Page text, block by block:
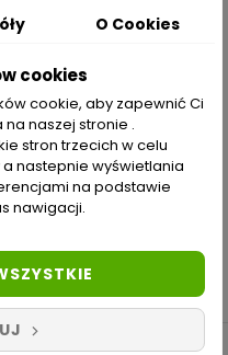
O Cookies
cookies
cookie, aby zapewnić Ci
naszej stronie .
stron trzecich w celu
a nastepnie wyświetlania
na podstawie
nawigacji.